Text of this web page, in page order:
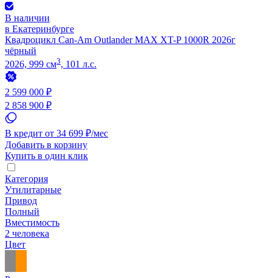
В наличии
в Екатеринбурге
Квадроцикл Can-Am Outlander MAX XT-P 1000R 2026г
чёрный
2026, 999 см3, 101 л.с.
2 599 000 ₽
2 858 900 ₽
В кредит от 34 699 ₽/мес
Добавить в корзину
Купить в один клик
Категория
Утилитарные
Привод
Полный
Вместимость
2 человека
Цвет